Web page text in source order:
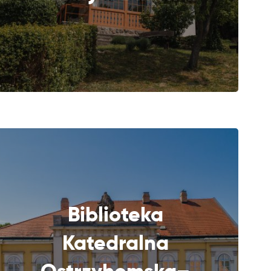
Biblioteka
Katedralna
DALEJ